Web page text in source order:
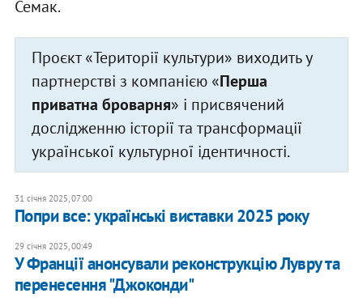
Семак.
Проєкт «Території культури» виходить у
партнерстві з компанією «Перша
приватна броварня» і присвячений
дослідженню історії та трансформації
української культурної ідентичності.
31 січня 2025, 07:00
Попри все: українські виставки 2025 року
29 січня 2025, 00:49
У Франції анонсували реконструкцію Лувру та
перенесення "Джоконди"